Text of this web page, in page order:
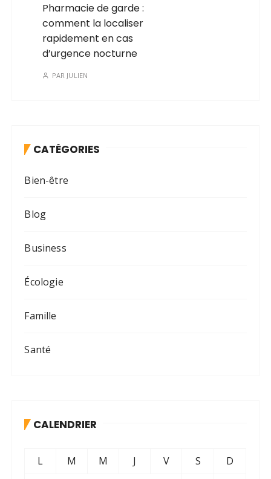
Pharmacie de garde :
comment la localiser
rapidement en cas
d’urgence nocturne
PAR JULIEN
CATÉGORIES
Bien-être
Blog
Business
Écologie
Famille
Santé
CALENDRIER
L M M J V S
D